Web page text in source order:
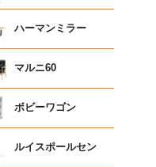
ハーマンミラー
マルニ60
ボビーワゴン
ルイスポールセン